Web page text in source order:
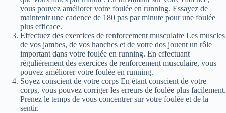
vous pouvez améliorer votre foulée en running. Essayez de
maintenir une cadence de 180 pas par minute pour une foulée
plus efficace.
Effectuez des exercices de renforcement musculaire Les muscles
de vos jambes, de vos hanches et de votre dos jouent un rôle
important dans votre foulée en running. En effectuant
régulièrement des exercices de renforcement musculaire, vous
pouvez améliorer votre foulée en running.
Soyez conscient de votre corps En étant conscient de votre
corps, vous pouvez corriger les erreurs de foulée plus facilement.
Prenez le temps de vous concentrer sur votre foulée et de la
sentir.